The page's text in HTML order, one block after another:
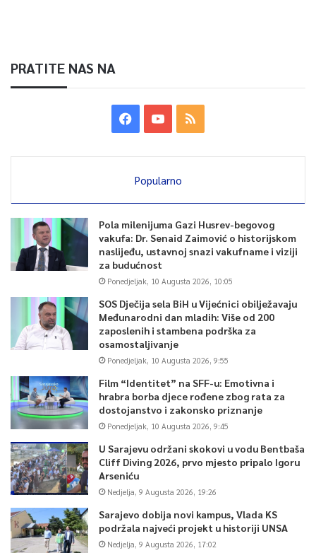
PRATITE NAS NA
Popularno
Pola milenijuma Gazi Husrev-begovog
vakufa: Dr. Senaid Zaimović o historijskom
naslijeđu, ustavnoj snazi vakufname i viziji
za budućnost
Ponedjeljak, 10 Augusta 2026, 10:05
SOS Dječija sela BiH u Vijećnici obilježavaju
Međunarodni dan mladih: Više od 200
zaposlenih i stambena podrška za
osamostaljivanje
Ponedjeljak, 10 Augusta 2026, 9:55
Film “Identitet” na SFF-u: Emotivna i
hrabra borba djece rođene zbog rata za
dostojanstvo i zakonsko priznanje
Ponedjeljak, 10 Augusta 2026, 9:45
U Sarajevu održani skokovi u vodu Bentbaša
Cliff Diving 2026, prvo mjesto pripalo Igoru
Arseniću
Nedjelja, 9 Augusta 2026, 19:26
Sarajevo dobija novi kampus, Vlada KS
podržala najveći projekt u historiji UNSA
Nedjelja, 9 Augusta 2026, 17:02